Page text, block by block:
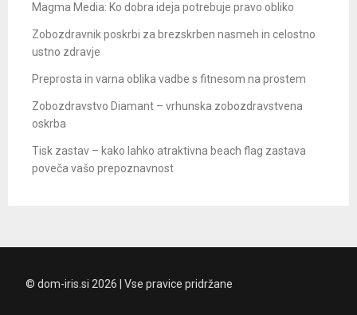
Magma Media: Ko dobra ideja potrebuje pravo obliko
Zobozdravnik poskrbi za brezskrben nasmeh in celostno
ustno zdravje
Preprosta in varna oblika vadbe s fitnesom na prostem
Zobozdravstvo Diamant – vrhunska zobozdravstvena
oskrba
Tisk zastav – kako lahko atraktivna beach flag zastava
poveča vašo prepoznavnost
© dom-iris.si 2026 | Vse pravice pridržane